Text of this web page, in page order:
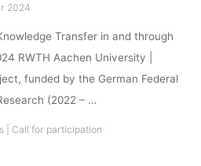
2024
Transfer in and through
RWTH Aachen University |
funded by the German Federal
(2022 – …
Call for participation